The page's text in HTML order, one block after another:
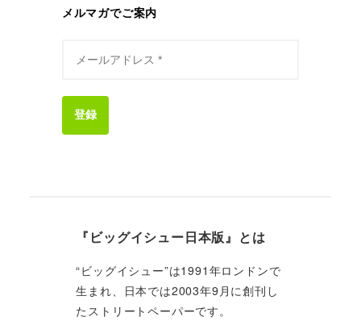
メルマガでご案内
登録
『ビッグイシュー日本版』とは
“ビッグイシュー”は1991年ロンドンで
生まれ、日本では2003年9月に創刊し
たストリートペーパーです。